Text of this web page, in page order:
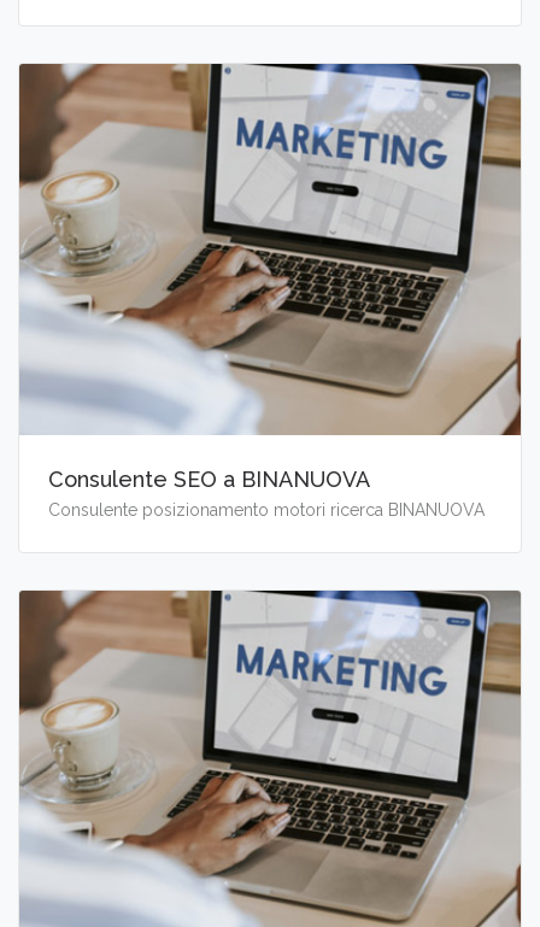
Consulente SEO a BINANUOVA
Consulente posizionamento motori ricerca BINANUOVA